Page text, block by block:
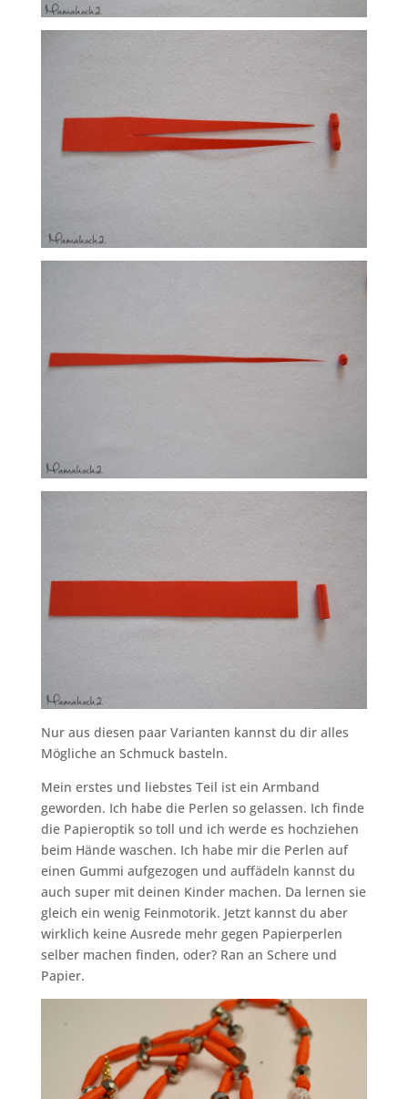
Nur aus diesen paar Varianten kannst du dir alles
Mögliche an Schmuck basteln.
Mein erstes und liebstes Teil ist ein Armband
geworden. Ich habe die Perlen so gelassen. Ich finde
die Papieroptik so toll und ich werde es hochziehen
beim Hände waschen. Ich habe mir die Perlen auf
einen Gummi aufgezogen und auffädeln kannst du
auch super mit deinen Kinder machen. Da lernen sie
gleich ein wenig Feinmotorik. Jetzt kannst du aber
wirklich keine Ausrede mehr gegen Papierperlen
selber machen finden, oder? Ran an Schere und
Papier.